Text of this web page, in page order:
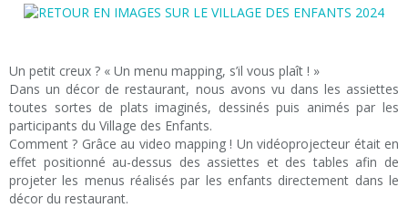
Un petit creux ? « Un menu mapping, s’il vous plaît ! »
Dans un décor de restaurant, nous avons vu dans les assiettes
toutes sortes de plats imaginés, dessinés puis animés par les
participants du Village des Enfants.
Comment ? Grâce au video mapping ! Un vidéoprojecteur était en
effet positionné au-dessus des assiettes et des tables afin de
projeter les menus réalisés par les enfants directement dans le
décor du restaurant.